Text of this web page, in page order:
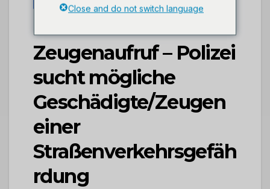
UNCATEGORIZED
POL-PDNR:
Zeugenaufruf – Polizei
sucht mögliche
Geschädigte/Zeugen
einer
Straßenverkehrsgefäh
rdung
Close and do not switch language